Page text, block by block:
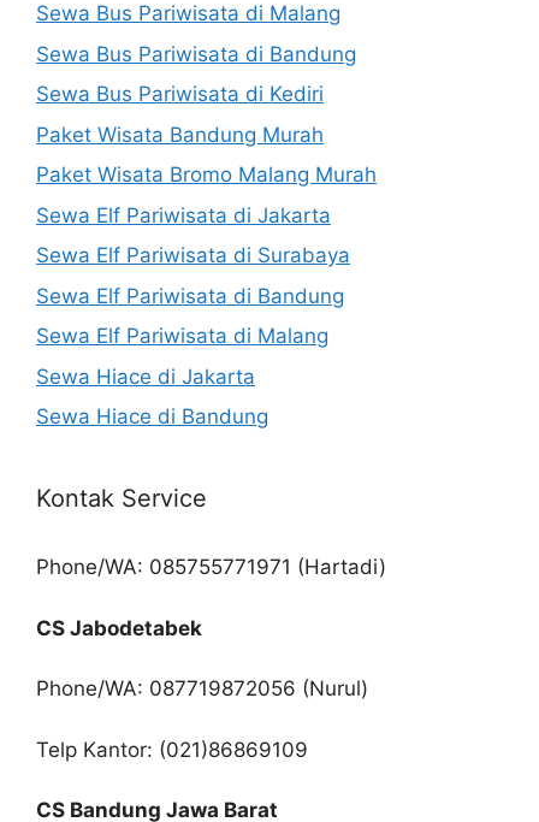
Sewa Bus Pariwisata di Malang
Sewa Bus Pariwisata di Bandung
Sewa Bus Pariwisata di Kediri
Paket Wisata Bandung Murah
Paket Wisata Bromo Malang Murah
Sewa Elf Pariwisata di Jakarta
Sewa Elf Pariwisata di Surabaya
Sewa Elf Pariwisata di Bandung
Sewa Elf Pariwisata di Malang
Sewa Hiace di Jakarta
Sewa Hiace di Bandung
Kontak Service
Phone/WA: 085755771971 (Hartadi)
CS Jabodetabek
Phone/WA: 087719872056 (Nurul)
Telp Kantor: (021)86869109
CS Bandung Jawa Barat